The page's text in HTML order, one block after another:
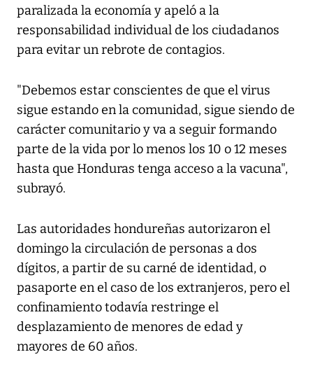
paralizada la economía y apeló a la
responsabilidad individual de los ciudadanos
para evitar un rebrote de contagios.
"Debemos estar conscientes de que el virus
sigue estando en la comunidad, sigue siendo de
carácter comunitario y va a seguir formando
parte de la vida por lo menos los 10 o 12 meses
hasta que Honduras tenga acceso a la vacuna",
subrayó.
Las autoridades hondureñas autorizaron el
domingo la circulación de personas a dos
dígitos, a partir de su carné de identidad, o
pasaporte en el caso de los extranjeros, pero el
confinamiento todavía restringe el
desplazamiento de menores de edad y
mayores de 60 años.